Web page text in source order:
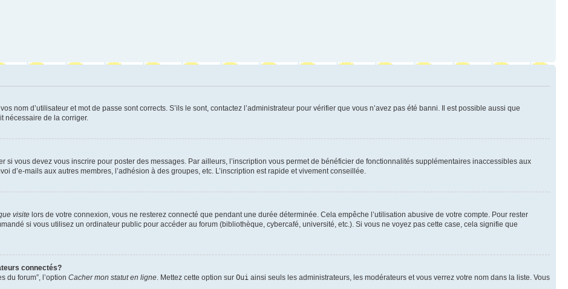
nom d’utilisateur et mot de passe sont corrects. S’ils le sont, contactez l’administrateur pour vérifier que vous n’avez pas été banni. Il est possible aussi que
nécessaire de la corriger.
si vous devez vous inscrire pour poster des messages. Par ailleurs, l’inscription vous permet de bénéficier de fonctionnalités supplémentaires inaccessibles aux
d’e-mails aux autres membres, l’adhésion à des groupes, etc. L’inscription est rapide et vivement conseillée.
visite lors de votre connexion, vous ne resterez connecté que pendant une durée déterminée. Cela empêche l’utilisation abusive de votre compte. Pour rester
si vous utilisez un ordinateur public pour accéder au forum (bibliothèque, cybercafé, université, etc.). Si vous ne voyez pas cette case, cela signifie que
connectés?
du forum”, l’option Cacher mon statut en ligne . Mettez cette option sur Oui ainsi seuls les administrateurs, les modérateurs et vous verrez votre nom dans la liste. Vous